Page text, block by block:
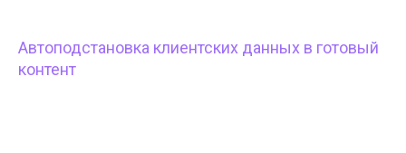
Автоподстановка клиентских данных в готовый
контент